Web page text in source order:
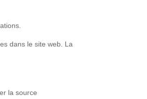
dans le site web. La
la source